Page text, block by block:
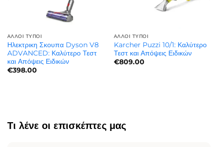
ΆΛΛΟΙ ΤΎΠΟΙ
Ηλεκτρικη Σκουπα Dyson V8
ADVANCED: Καλύτερο Τεστ
και Απόψεις Ειδικών
€398.00
ΆΛΛΟΙ ΤΎΠΟΙ
Karcher Puzzi 10/1: Καλύτερο
Τεστ και Απόψεις Ειδικών
€809.00
Τι λένε οι επισκέπτες μας